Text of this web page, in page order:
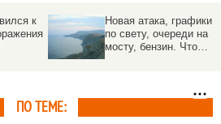
к
Новая атака, графики
по свету, очереди на
мосту, бензин. Что
ПО ТЕМЕ: